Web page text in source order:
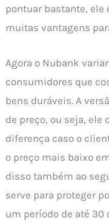
pontuar bastante, ele
muitas vantagens
Agora o Nubank
consumidores que
bens duráveis. A
de preço, ou seja, ele
diferença caso o
o preço mais baixo
disso também ao
serve para proteger
um período de até 30